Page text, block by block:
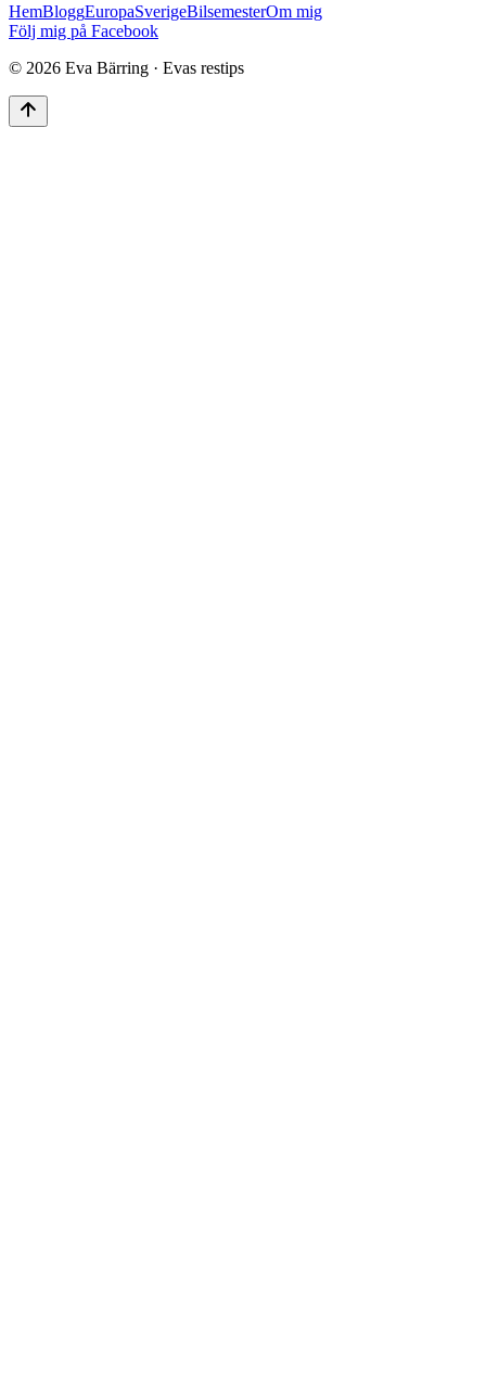
HemBloggEuropaSverigeBilsemesterOm mig
Följ mig på Facebook
© 2026 Eva Bärring · Evas restips